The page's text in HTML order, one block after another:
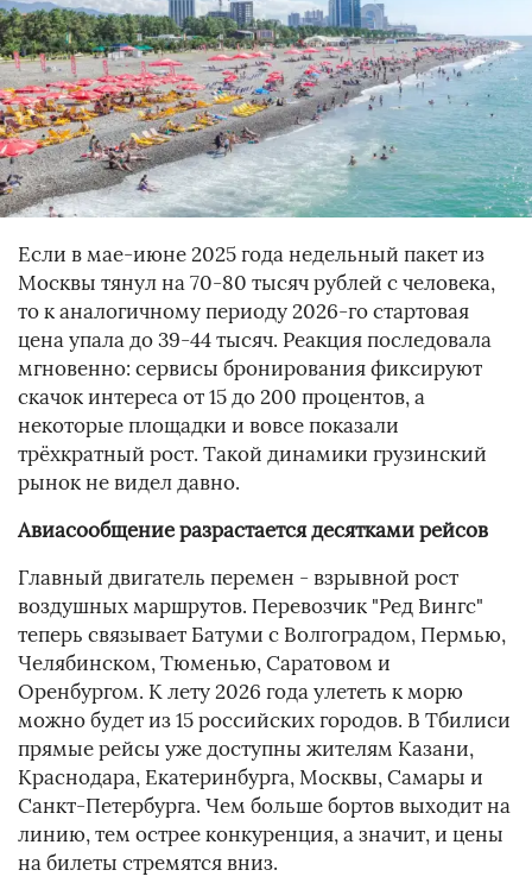
Если в мае-июне 2025 года недельный пакет из
Москвы тянул на 70-80 тысяч рублей с человека,
то к аналогичному периоду 2026-го стартовая
цена упала до 39-44 тысяч. Реакция последовала
мгновенно: сервисы бронирования фиксируют
скачок интереса от 15 до 200 процентов, а
некоторые площадки и вовсе показали
трёхкратный рост. Такой динамики грузинский
рынок не видел давно.
Авиасообщение разрастается десятками рейсов
Главный двигатель перемен - взрывной рост
воздушных маршрутов. Перевозчик "Ред Вингс"
теперь связывает Батуми с Волгоградом, Пермью,
Челябинском, Тюменью, Саратовом и
Оренбургом. К лету 2026 года улететь к морю
можно будет из 15 российских городов. В Тбилиси
прямые рейсы уже доступны жителям Казани,
Краснодара, Екатеринбурга, Москвы, Самары и
Санкт-Петербурга. Чем больше бортов выходит на
линию, тем острее конкуренция, а значит, и цены
на билеты стремятся вниз.